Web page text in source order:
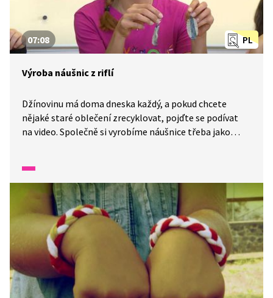
PL
07:08
Výroba náušnic z riflí
Džínovinu má doma dneska každý, a pokud chcete
nějaké staré oblečení zrecyklovat, pojďte se podívat
na video. Společně si vyrobíme náušnice třeba jako
a jehlu. Výroba je trochu zdlouhavější. Určitě ale stojí
za to, a to nejen proto, že si při ní procvičíte trpělivost,
ale hlavně pro ten výsledek.